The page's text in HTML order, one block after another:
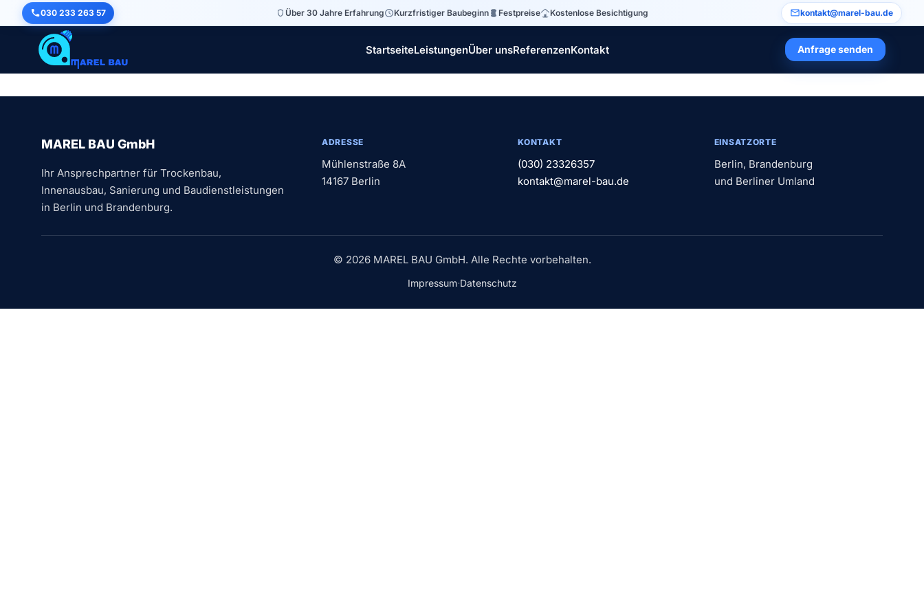
030 233 263 57 Über 30 Jahre Erfahrung Kurzfristiger Baubeginn Festpreise Kostenlose Besichtigung kontakt@marel-bau.de
StartseiteLeistungenÜber unsReferenzenKontakt Anfrage senden
Meine Seite
MAREL BAU GmbH
Ihr Ansprechpartner für Trockenbau,
Innenausbau, Sanierung und Baudienstleistungen
in Berlin und Brandenburg.
ADRESSE
Mühlenstraße 8A
14167 Berlin
KONTAKT
(030) 23326357
kontakt@marel-bau.de
EINSATZORTE
Berlin, Brandenburg
und Berliner Umland
© 2026 MAREL BAU GmbH. Alle Rechte vorbehalten.
Impressum·Datenschutz